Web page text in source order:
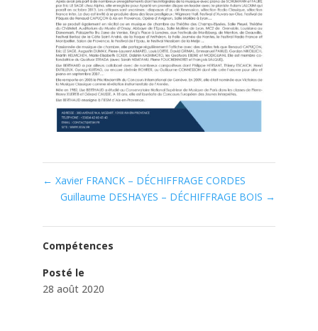
← Xavier FRANCK – DÉCHIFFRAGE CORDES
Guillaume DESHAYES – DÉCHIFFRAGE BOIS →
Compétences
Posté le
28 août 2020